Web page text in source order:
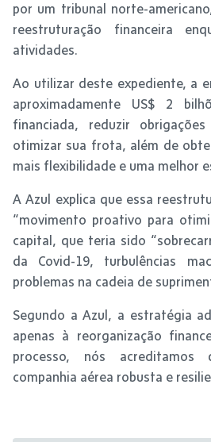
por um tribunal norte-
reestruturação financeira
atividades.
Ao utilizar deste expediente, a
aproximadamente US$ 2
financiada, reduzir
otimizar sua frota, além de
mais flexibilidade e uma melhor
A Azul explica que essa
“movimento proativo para
capital, que teria sido
da Covid-19, turbulências
problemas na cadeia de
Segundo a Azul, a estratégia
apenas à reorganização
processo, nós acreditamos
companhia aérea robusta e